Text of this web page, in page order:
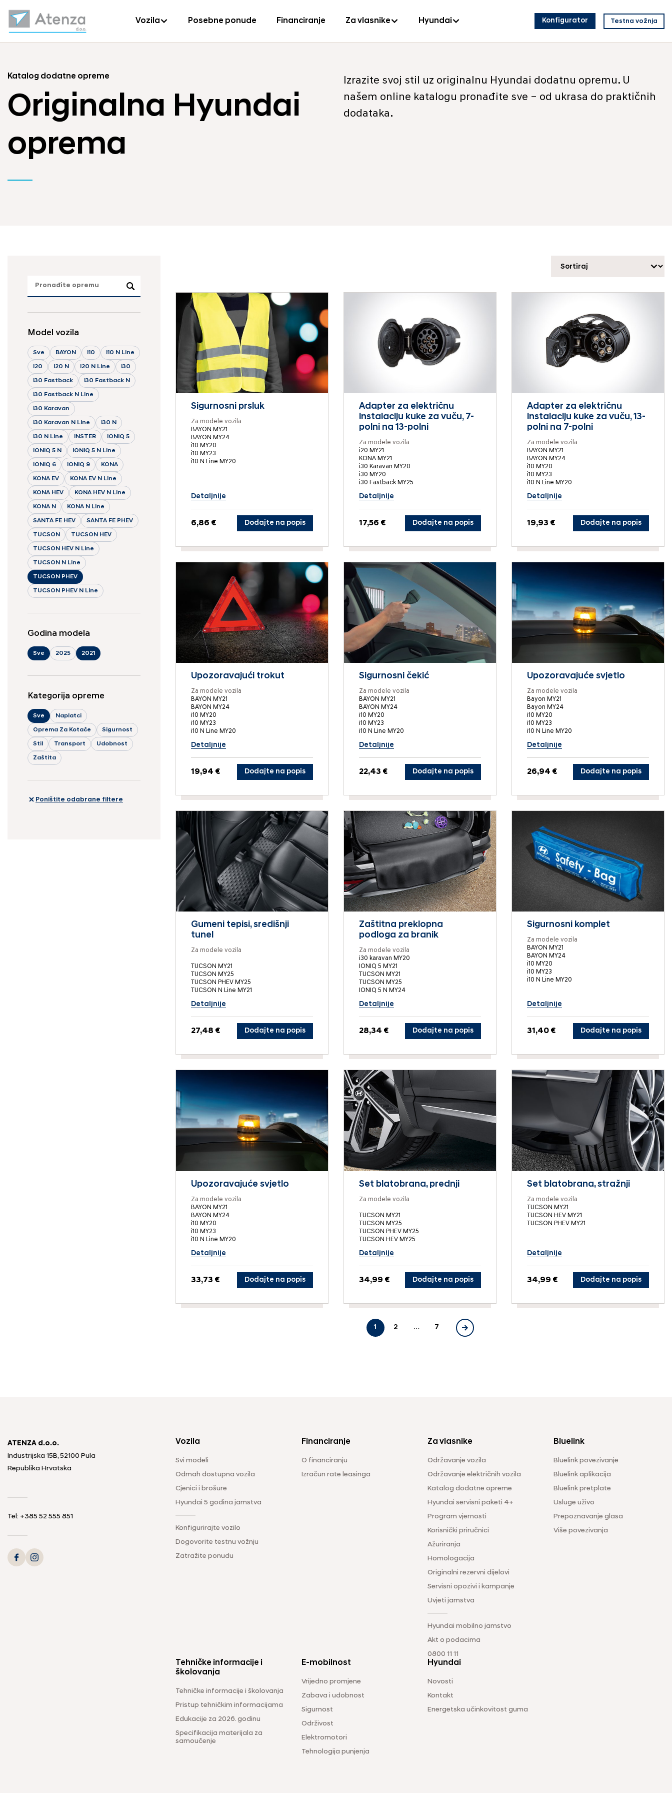
Vozila Posebne ponude Financiranje Za vlasnike Hyundai Konfigurator Testna vožnja
Katalog dodatne opreme
Originalna Hyundai
oprema
Izrazite svoj stil uz originalnu Hyundai dodatnu opremu. U
našem online katalogu pronađite sve – od ukrasa do praktičnih
dodataka.
Model vozila
Sve BAYON I10 I10 N Line
I20 I20 N I20 N Line I30
I30 Fastback I30 Fastback N
I30 Fastback N Line
I30 Karavan
I30 Karavan N Line I30 N
I30 N Line INSTER IONIQ 5
IONIQ 5 N IONIQ 5 N Line
IONIQ 6 IONIQ 9 KONA
KONA EV KONA EV N Line
KONA HEV KONA HEV N Line
KONA N KONA N Line
SANTA FE HEV SANTA FE PHEV
TUCSON TUCSON HEV
TUCSON HEV N Line
TUCSON N Line
TUCSON PHEV
TUCSON PHEV N Line
Godina modela
Sve 2025 2021
Kategorija opreme
Sve Naplatci
Oprema Za Kotače Sigurnost
Stil Transport Udobnost
Zaštita
Poništite odabrane filtere
Sigurnosni prsluk
Za modele vozila
BAYON MY21
BAYON MY24
i10 MY20
i10 MY23
i10 N Line MY20
Detaljnije
6,86 € Dodajte na popis
Adapter za električnu
instalaciju kuke za vuču, 7-
polni na 13-polni
Za modele vozila
i20 MY21
KONA MY21
i30 Karavan MY20
i30 MY20
i30 Fastback MY25
Detaljnije
17,56 € Dodajte na popis
Adapter za električnu
instalaciju kuke za vuču, 13-
polni na 7-polni
Za modele vozila
BAYON MY21
BAYON MY24
i10 MY20
i10 MY23
i10 N Line MY20
Detaljnije
19,93 € Dodajte na popis
Upozoravajući trokut
Za modele vozila
BAYON MY21
BAYON MY24
i10 MY20
i10 MY23
i10 N Line MY20
Detaljnije
19,94 € Dodajte na popis
Sigurnosni čekić
Za modele vozila
BAYON MY21
BAYON MY24
i10 MY20
i10 MY23
i10 N Line MY20
Detaljnije
22,43 € Dodajte na popis
Upozoravajuće svjetlo
Za modele vozila
Bayon MY21
Bayon MY24
i10 MY20
i10 MY23
i10 N Line MY20
Detaljnije
26,94 € Dodajte na popis
Gumeni tepisi, središnji
tunel
Za modele vozila
TUCSON MY21
TUCSON MY25
TUCSON PHEV MY25
TUCSON N Line MY21
Detaljnije
27,48 € Dodajte na popis
Zaštitna preklopna
podloga za branik
Za modele vozila
i30 karavan MY20
IONIQ 5 MY21
TUCSON MY21
TUCSON MY25
IONIQ 5 N MY24
Detaljnije
28,34 € Dodajte na popis
Sigurnosni komplet
Za modele vozila
BAYON MY21
BAYON MY24
i10 MY20
i10 MY23
i10 N Line MY20
Detaljnije
31,40 € Dodajte na popis
Upozoravajuće svjetlo
Za modele vozila
BAYON MY21
BAYON MY24
i10 MY20
i10 MY23
i10 N Line MY20
Detaljnije
33,73 € Dodajte na popis
Set blatobrana, prednji
Za modele vozila
TUCSON MY21
TUCSON MY25
TUCSON PHEV MY25
TUCSON HEV MY25
Detaljnije
34,99 € Dodajte na popis
Set blatobrana, stražnji
Za modele vozila
TUCSON MY21
TUCSON HEV MY21
TUCSON PHEV MY21
Detaljnije
34,99 € Dodajte na popis
1 2 … 7
ATENZA d.o.o.
Industrijska 15B, 52100 Pula
Republika Hrvatska
Tel: +385 52 555 851
Vozila
Svi modeli
Odmah dostupna vozila
Cjenici i brošure
Hyundai 5 godina jamstva
Konfigurirajte vozilo
Dogovorite testnu vožnju
Zatražite ponudu
Financiranje
O financiranju
Izračun rate leasinga
Za vlasnike
Održavanje vozila
Održavanje električnih vozila
Katalog dodatne opreme
Hyundai servisni paketi 4+
Program vjernosti
Korisnički priručnici
Ažuriranja
Homologacija
Originalni rezervni dijelovi
Servisni opozivi i kampanje
Uvjeti jamstva
Hyundai mobilno jamstvo
Akt o podacima
0800 11 11
Bluelink
Bluelink povezivanje
Bluelink aplikacija
Bluelink pretplate
Usluge uživo
Prepoznavanje glasa
Više povezivanja
Tehničke informacije i
školovanja
Tehničke informacije i školovanja
Pristup tehničkim informacijama
Edukacije za 2026. godinu
Specifikacija materijala za
samoučenje
E-mobilnost
Vrijedno promjene
Zabava i udobnost
Sigurnost
Održivost
Elektromotori
Tehnologija punjenja
Hyundai
Novosti
Kontakt
Energetska učinkovitost guma